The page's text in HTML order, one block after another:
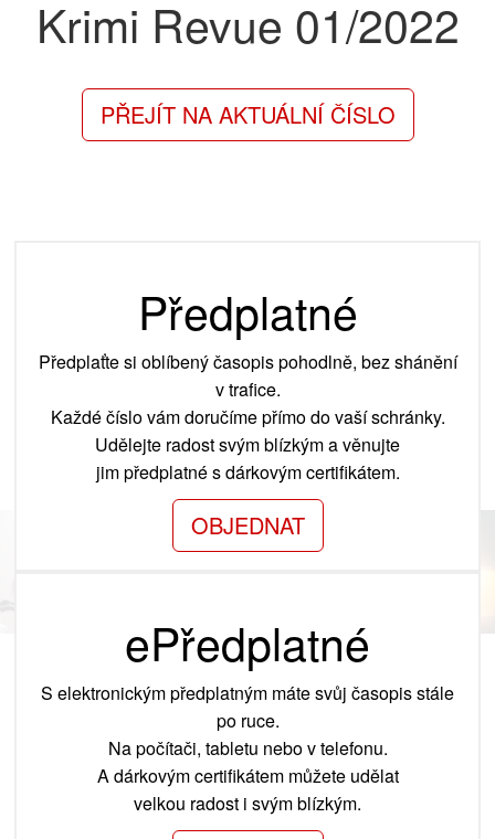
Krimi Revue 01/2022
PŘEJÍT NA AKTUÁLNÍ ČÍSLO
Předplatné
Předplaťte si oblíbený časopis pohodlně, bez shánění
v trafice.
Každé číslo vám doručíme přímo do vaší schránky.
Udělejte radost svým blízkým a věnujte
jim předplatné s dárkovým certifikátem.
OBJEDNAT
ePředplatné
S elektronickým předplatným máte svůj časopis stále
po ruce.
Na počítači, tabletu nebo v telefonu.
A dárkovým certifikátem můžete udělat
velkou radost i svým blízkým.